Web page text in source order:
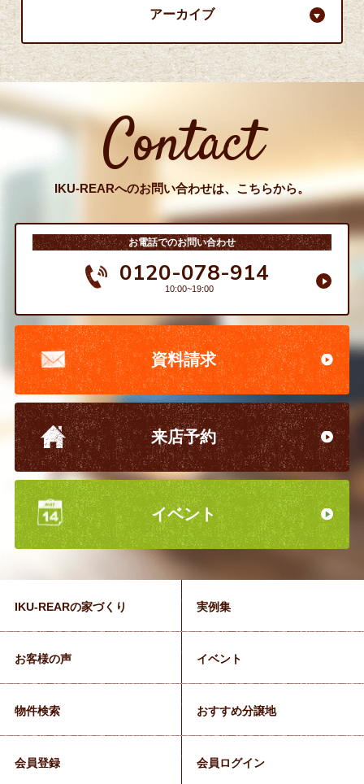
アーカイブ
Contact
IKU-REARへのお問い合わせは、こちらから。
お電話でのお問い合わせ
0120-078-914
10:00~19:00
資料請求
来店予約
イベント
IKU-REARの家づくり 実例集
お客様の声 イベント
物件検索 おすすめ分譲地
会員登録 会員ログイン